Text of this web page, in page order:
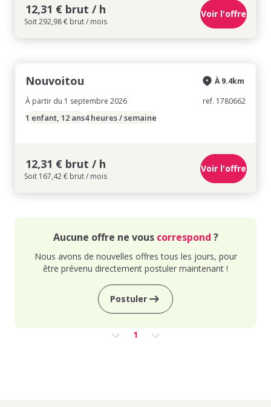
12,31 € brut / h
Soit 292,98 € brut / mois
Voir l'offre
Nouvoitou
À partir du 1 septembre 2026
À 9.4km
ref. 1780662
1 enfant, 12 ans4 heures / semaine
12,31 € brut / h
Soit 167,42 € brut / mois
Voir l'offre
Aucune offre ne vous correspond ?
Nous avons de nouvelles offres tous les jours, pour
être prévenu directement postuler maintenant !
Postuler
1